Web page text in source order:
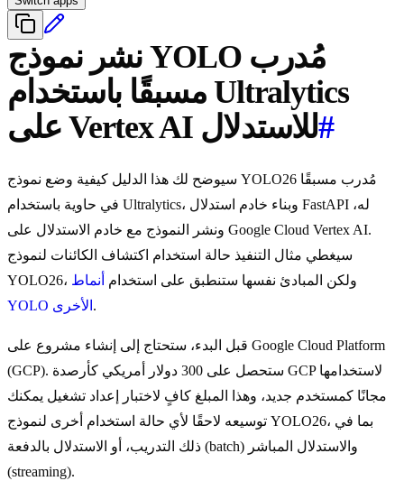
نشر نموذج YOLO مُدرب
مسبقًا باستخدام Ultralytics
على Vertex AI للاستدلال#
سيوضح لك هذا الدليل كيفية وضع نموذج YOLO26 مُدرب مسبقًا
في حاوية باستخدام Ultralytics، وبناء خادم استدلال FastAPI له،
ونشر النموذج مع خادم الاستدلال على Google Cloud Vertex AI.
سيغطي مثال التنفيذ حالة استخدام اكتشاف الكائنات لنموذج
YOLO26، ولكن المبادئ نفسها ستنطبق على استخدام أنماط
YOLO الأخرى .
قبل البدء، ستحتاج إلى إنشاء مشروع على Google Cloud Platform
(GCP). ستحصل على 300 دولار أمريكي كأرصدة GCP لاستخدامها
مجانًا كمستخدم جديد، وهذا المبلغ كافٍ لاختبار إعداد تشغيل يمكنك
توسيعه لاحقًا لأي حالة استخدام أخرى لنموذج YOLO26، بما في
ذلك التدريب، أو الاستدلال بالدفعة (batch) والاستدلال المباشر
(streaming).